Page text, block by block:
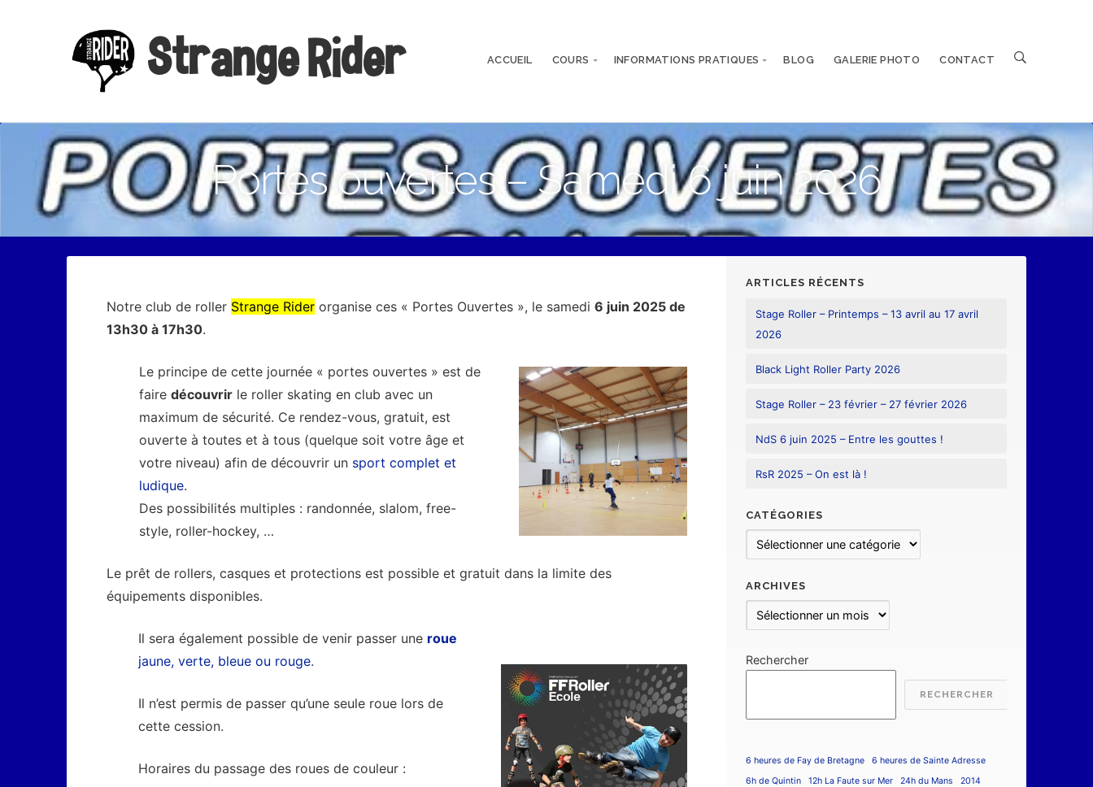
Strange Rider ACCUEIL COURS INFORMATIONS PRATIQUES BLOG GALERIE PHOTO CONTACT
Portes ouvertes – Samedi 6 juin 2026
Notre club de roller Strange Riderorganise ces « Portes Ouvertes », le samedi 6 juin 2025 de
13h30 à 17h30.
Le principe de cette journée « portes ouvertes » est de
fairedécouvrir le roller skating en club avec un
maximum de sécurité. Ce rendez-vous, gratuit, est
ouverte à toutes et à tous (quelque soit votre âge et
votre niveau) afin de découvrir un sport complet et
ludique.
Des possibilités multiples : randonnée, slalom, free-
style, roller-hockey, …
Le prêt de rollers, casques et protections est possible et gratuit dans la limite des
équipements disponibles.
Il sera également possible de venir passer une roue
jaune, verte, bleue ou rouge.
Il n’est permis de passer qu’une seule roue lors de
cette cession.
Horaires du passage des roues de couleur :
ARTICLES RÉCENTS
Stage Roller – Printemps – 13 avril au 17 avril
2026
Black Light Roller Party 2026
Stage Roller – 23 février – 27 février 2026
NdS 6 juin 2025 – Entre les gouttes !
RsR 2025 – On est là !
CATÉGORIES
Catégories
ARCHIVES
Archives
Rechercher
RECHERCHER
6 heures de Fay de Bretagne
6 heures de Sainte Adresse
6h de Quintin
12h La Faute sur Mer 24h du Mans 2014